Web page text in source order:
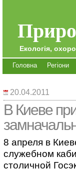
Екологія,
Головна Регіони
20.04.2011
В Киеве
8 апреля в
служебном
столичной